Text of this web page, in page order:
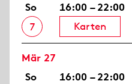
So
7
16:00 – 22:00
Karten
Mär 27
So
16:00 – 22:00